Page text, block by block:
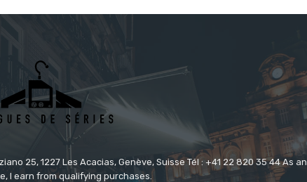
25, 1227 Les Acacias, Genève, Suisse Tél : +41 22 820 35 44 As an
I earn from qualifying purchases.